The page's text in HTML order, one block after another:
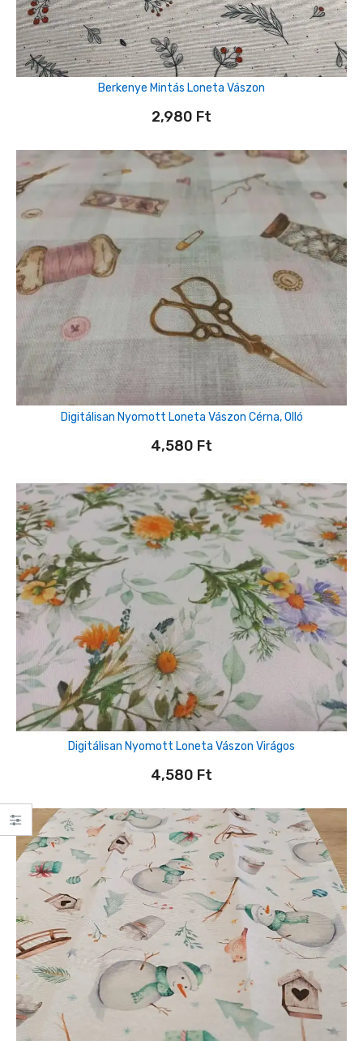
Berkenye Mintás Loneta Vászon
2,980 Ft
Digitálisan Nyomott Loneta Vászon Cérna, Olló
4,580 Ft
Digitálisan Nyomott Loneta Vászon Virágos
4,580 Ft